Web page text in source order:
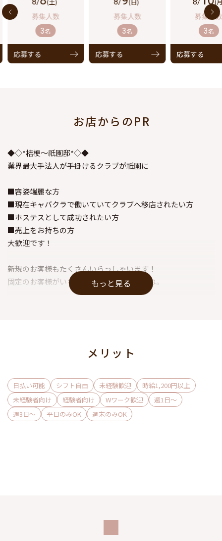
3名
応募する
3名
応募する
3名
応募する
お店からのPR
◆◇*桔梗～祇園邸*◇◆
業界最大手法人が手掛けるクラブが祇園に
■容姿端麗な方
■現在キャバクラで働いていてクラブへ移店されたい方
■ホステスとして成功されたい方
■売上をお持ちの方
大歓迎です！
新規のお客様もたくさんいらっしゃいます！
固定のお客様がいない方もご安心くださいね。
是非一度面接にお越しくださいませ♪
今まで派遣で活躍していた人待遇面は同じ感じで働けます☆
もっと見る
メリット
日払い可能 シフト自由 未経験歓迎
時給1,200円以上
未経験者向け
経験者向け Wワーク歓迎
週1日〜
週3日〜
平日のみOK 週末のみOK